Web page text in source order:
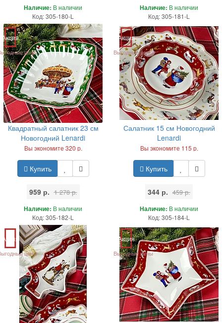
Наличие: В наличии
Код: 305-180-L
Наличие: В наличии
Код: 305-181-L
Акция
цены
Квадратный салатник 23 см
Новогодний Lenardi
Вы экономите 320 р.
Купить
959 р. 1 278 р.
Наличие: В наличии
Код: 305-182-L
Акция
Выгодные цены
Салатник 15 см Новогодний
Lenardi
Вы экономите 115 р.
Купить
344 р. 459 р.
Наличие: В наличии
Код: 305-184-L
Акция
цены
Акция
Выгодные цены